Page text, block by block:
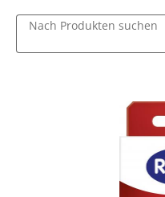
Nach Produkten suchen